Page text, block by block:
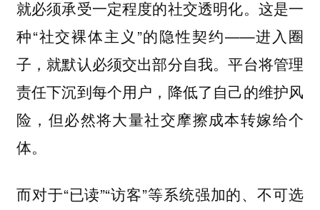
就必须承受一定程度的社交透明化。这是一
种“社交裸体主义”的隐性契约——进入圈
子，就默认必须交出部分自我。平台将管理
责任下沉到每个用户，降低了自己的维护风
险， 但必然将大量社交摩擦成本转嫁给个
体。
而对于“已读”“访客”等系统强加的、不可选